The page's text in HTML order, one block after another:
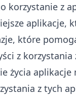
korzystanie z
aplikacje,
które
z
życia
z tych